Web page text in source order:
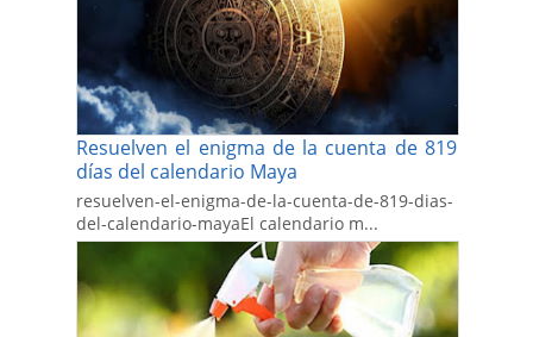
Resuelven el enigma de la cuenta de 819
días del calendario Maya
resuelven-el-enigma-de-la-cuenta-de-819-dias-
del-calendario-mayaEl calendario m...